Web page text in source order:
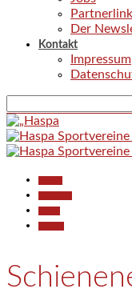
Der
Kontakt
Impressum